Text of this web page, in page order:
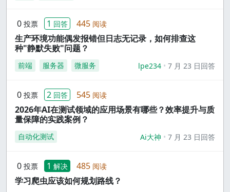
0 投票 1 回答 445 阅读
生产环境功能偶发报错但日志无记录，如何排查这
种"静默失败"问题？
前端 服务器 微服务 lpe234 7 月 23 日回答
0 投票 2 回答 545 阅读
2026年AI在测试领域的应用场景有哪些？效率提升与质
量保障的实践案例？
自动化测试 Ai大神 7 月 23 日回答
0 投票 1 解决 485 阅读
学习爬虫应该如何规划路线？